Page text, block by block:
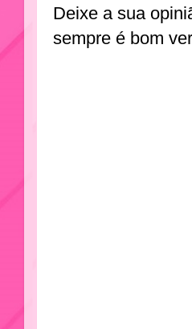
Deixe a sua
sempre é bom